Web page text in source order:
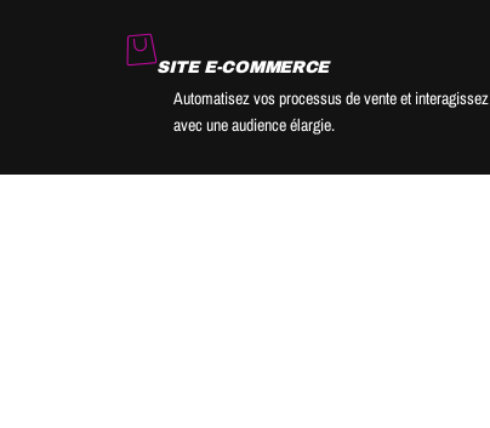
SITE E-COMMERCE
Automatisez vos processus de vente et interagissez
avec une audience élargie.